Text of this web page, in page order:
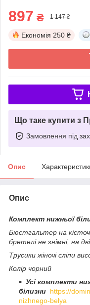
897 ₴ 1 147 ₴
Економія 250 ₴
Що таке купити з
Замовлення під
Опис
Опис
Комплект нижньої
Бюстгальтер на
бретелі не знімні, на
Трусики жіночі сліпи
Колір чорний
Усі комплекти
білизни https://
nizhnego-belya